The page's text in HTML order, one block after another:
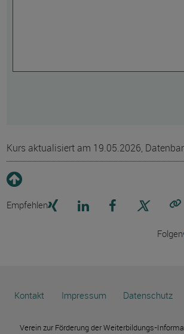
Kurs aktualisiert am 19.05.2026,
Empfehlen
Folgen
Kontakt Impressum Datenschutz
Verein zur Förderung der Weiterbildungs-